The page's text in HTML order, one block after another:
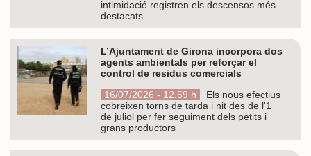
intimidació registren els descensos més
destacats
L’Ajuntament de Girona incorpora dos
agents ambientals per reforçar el
control de residus comercials
16/07/2026 - 12.59 h
Els nous efectius
cobreixen torns de tarda i nit des de l'1
de juliol per fer seguiment dels petits i
grans productors